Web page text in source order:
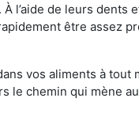
l’aide de leurs dents
être assez
vos aliments à tout
chemin qui mène